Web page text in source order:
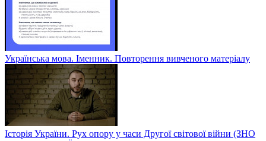
Українська мова. Іменник. Повторення вивченого матеріалу
Історія України. Рух опору у часи Другої світової війни (ЗНО